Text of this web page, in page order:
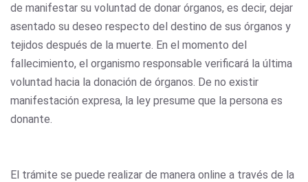
de manifestar su voluntad de donar órganos, es decir, dejar
asentado su deseo respecto del destino de sus órganos y
tejidos después de la muerte. En el momento del
fallecimiento, el organismo responsable verificará la última
voluntad hacia la donación de órganos. De no existir
manifestación expresa, la ley presume que la persona es
donante.
El trámite se puede realizar de manera online a través de la